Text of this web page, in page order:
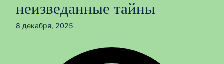
неизведанные тайны
8 декабря, 2025